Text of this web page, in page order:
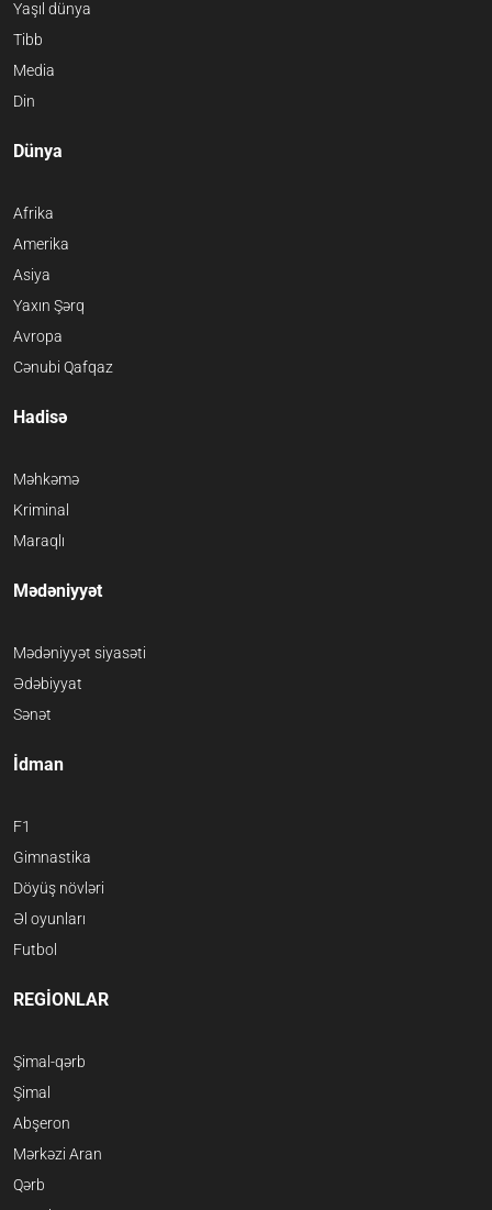
Yaşıl dünya
Tibb
Media
Din
Dünya
Afrika
Amerika
Asiya
Yaxın Şərq
Avropa
Cənubi Qafqaz
Hadisə
Məhkəmə
Kriminal
Maraqlı
Mədəniyyət
Mədəniyyət siyasəti
Ədəbiyyat
Sənət
İdman
F1
Gimnastika
Döyüş növləri
Əl oyunları
Futbol
REGİONLAR
Şimal-qərb
Şimal
Abşeron
Mərkəzi Aran
Qərb